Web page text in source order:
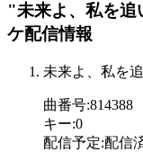
"未来よ、私を追
ケ配信情報
未来よ、私を
曲番号:814388
キー:0
配信予定:配信